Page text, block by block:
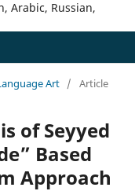
Arabic, Russian,
Art / Article
of Seyyed
Based
Approach